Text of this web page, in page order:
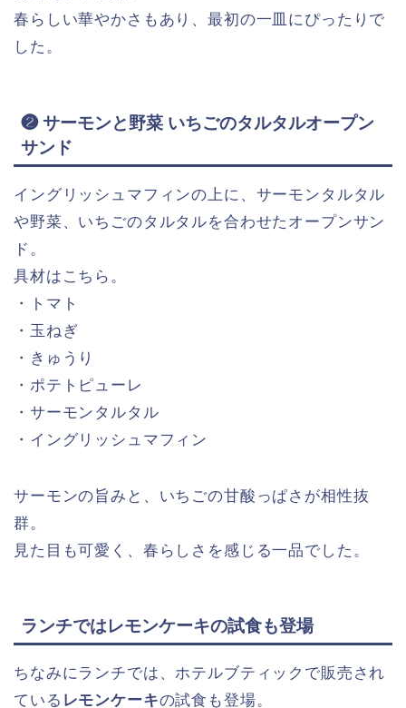
春らしい華やかさもあり、最初の一皿にぴったりで
した。
❷ サーモンと野菜 いちごのタルタルオープン
サンド
イングリッシュマフィンの上に、サーモンタルタル
や野菜、いちごのタルタルを合わせたオープンサン
ド。
具材はこちら。
・トマト
・玉ねぎ
・きゅうり
・ポテトピューレ
・サーモンタルタル
・イングリッシュマフィン
サーモンの旨みと、いちごの甘酸っぱさが相性抜
群。
見た目も可愛く、春らしさを感じる一品でした。
ランチではレモンケーキの試食も登場
ちなみにランチでは、ホテルブティックで販売され
ている レモンケーキの試食も登場。